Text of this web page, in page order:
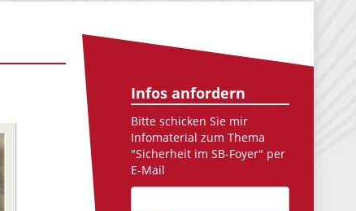
Infos anfordern
Bitte schicken Sie mir
Infomaterial zum Thema
"Sicherheit im SB-Foyer" per
E-Mail